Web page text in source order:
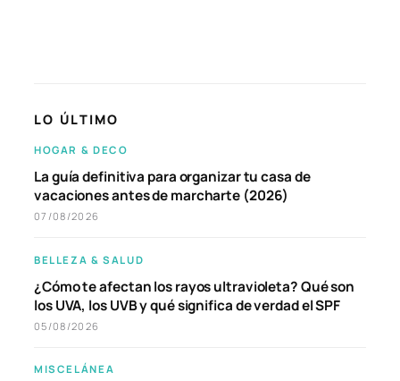
LO ÚLTIMO
HOGAR & DECO
La guía definitiva para organizar tu casa de
vacaciones antes de marcharte (2026)
07/08/2026
BELLEZA & SALUD
¿Cómo te afectan los rayos ultravioleta? Qué son
los UVA, los UVB y qué significa de verdad el SPF
05/08/2026
MISCELÁNEA